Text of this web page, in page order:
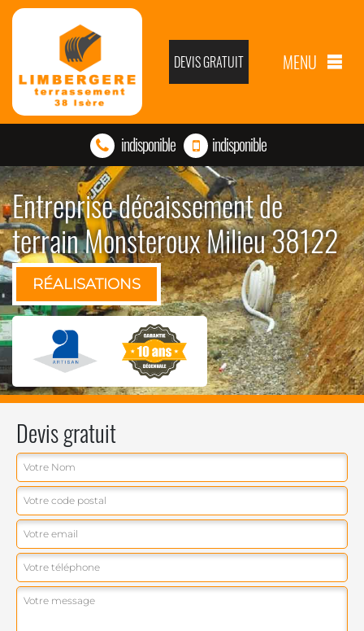
DEVIS GRATUIT MENU
indisponible indisponible
Entreprise décaissement de
terrain Monsteroux Milieu 38122
RÉALISATIONS
Devis gratuit